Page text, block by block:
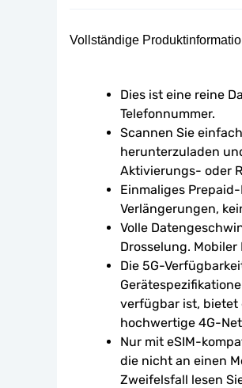
Vollständige
Dies ist eine reine
Telefonnummer.
Scannen Sie
herunterzuladen
Aktivierungs- oder
Einmaliges
Verlängerungen,
Volle
Drosselung.
Die 5G-
verfügbar ist, bietet
hochwertige 4G-
Nur mit eSIM-
die nicht an einen
Zweifelsfall lesen